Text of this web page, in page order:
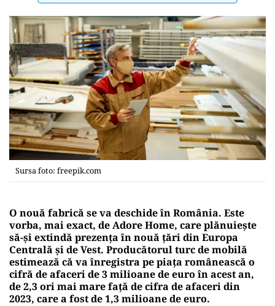
Sursa foto: freepik.com
O nouă fabrică se va deschide în România. Este
vorba, mai exact, de Adore Home, care plănuiește
să-și extindă prezența în nouă țări din Europa
Centrală și de Vest. Producătorul turc de mobilă
estimează că va înregistra pe piața românească o
cifră de afaceri de 3 milioane de euro în acest an,
de 2,3 ori mai mare față de cifra de afaceri din
2023, care a fost de 1,3 milioane de euro.